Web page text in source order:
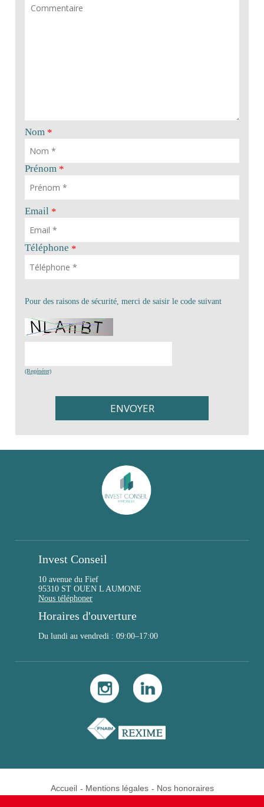
Nom *
Prénom *
Email *
Téléphone *
Pour des raisons de sécurité, merci de saisir le code suivant
(Regénérer)
Invest Conseil
10 avenue du Fief
95310 ST OUEN L AUMONE
Nous téléphoner
Horaires d'ouverture
Du lundi au vendredi : 09:00–17:00
Accueil Mentions légales Nos honoraires